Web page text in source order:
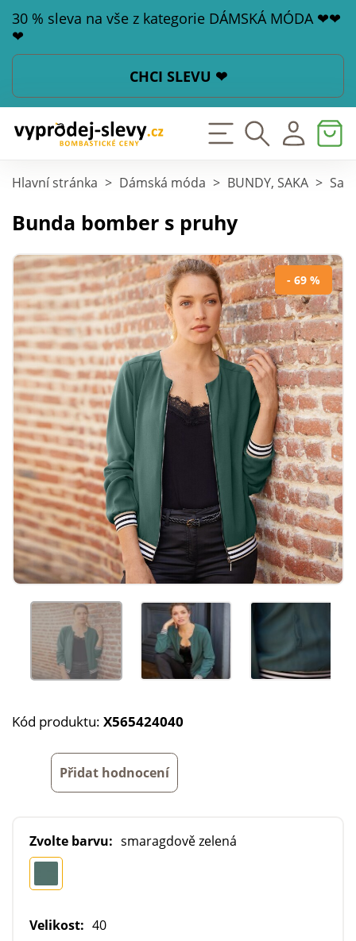
30 % sleva na vše z kategorie DÁMSKÁ MÓDA ❤❤
❤
CHCI SLEVU ❤
Hlavní stránka > Dámská móda > BUNDY, SAKA >
Bunda bomber s pruhy
- 69 %
Kód produktu: X565424040
Přidat hodnocení
Zvolte barvu: smaragdově zelená
Velikost: 40